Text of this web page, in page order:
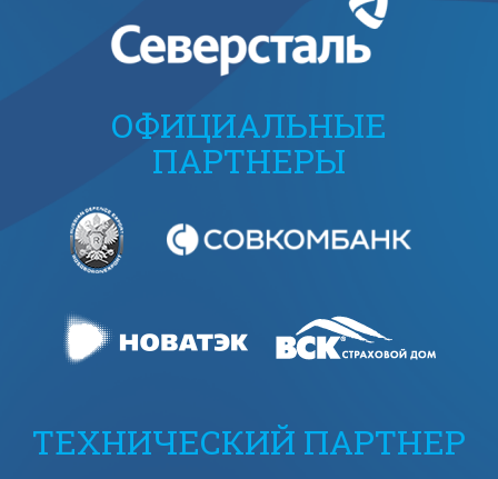
ОФИЦИАЛЬНЫЕ
ПАРТНЕРЫ
ТЕХНИЧЕСКИЙ ПАРТНЕР